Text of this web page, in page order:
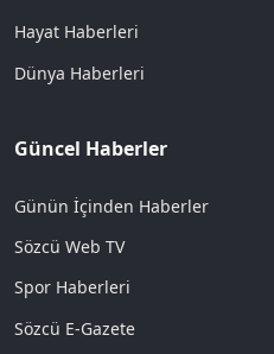
Hayat Haberleri
Dünya Haberleri
Güncel Haberler
Günün İçinden Haberler
Sözcü Web TV
Spor Haberleri
Sözcü E-Gazete